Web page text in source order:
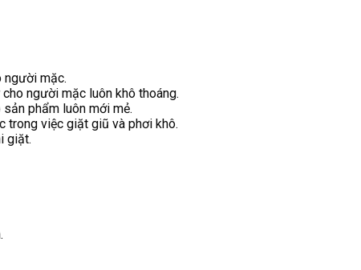
người mặc.
người mặc luôn khô thoáng.
phẩm luôn mới mẻ.
trong việc giặt giũ và phơi khô.
giặt.